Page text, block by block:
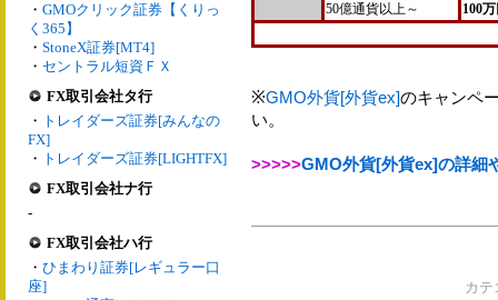
・ GMOクリック証券【くりっ
く365】
・ StoneX証券[MT4]
・ セントラル短資ＦＸ
FX取引会社タ行
・ トレイダーズ証券[みんなの
FX]
・ トレイダーズ証券[LIGHTFX]
FX取引会社ナ行
-
FX取引会社ハ行
・ ひまわり証券[レギュラー口
座]
50億通貨以上～
100
※GMO外貨[外貨ex]のキャンペ
い。
>>>>>GMO外貨[外貨ex]の詳細
カ